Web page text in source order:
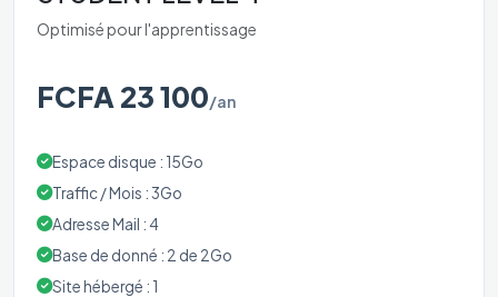
Optimisé pour l'apprentissage
FCFA 23 100/an
Espace disque : 15Go
Traffic / Mois : 3Go
Adresse Mail : 4
Base de donné : 2 de 2Go
Site hébergé : 1